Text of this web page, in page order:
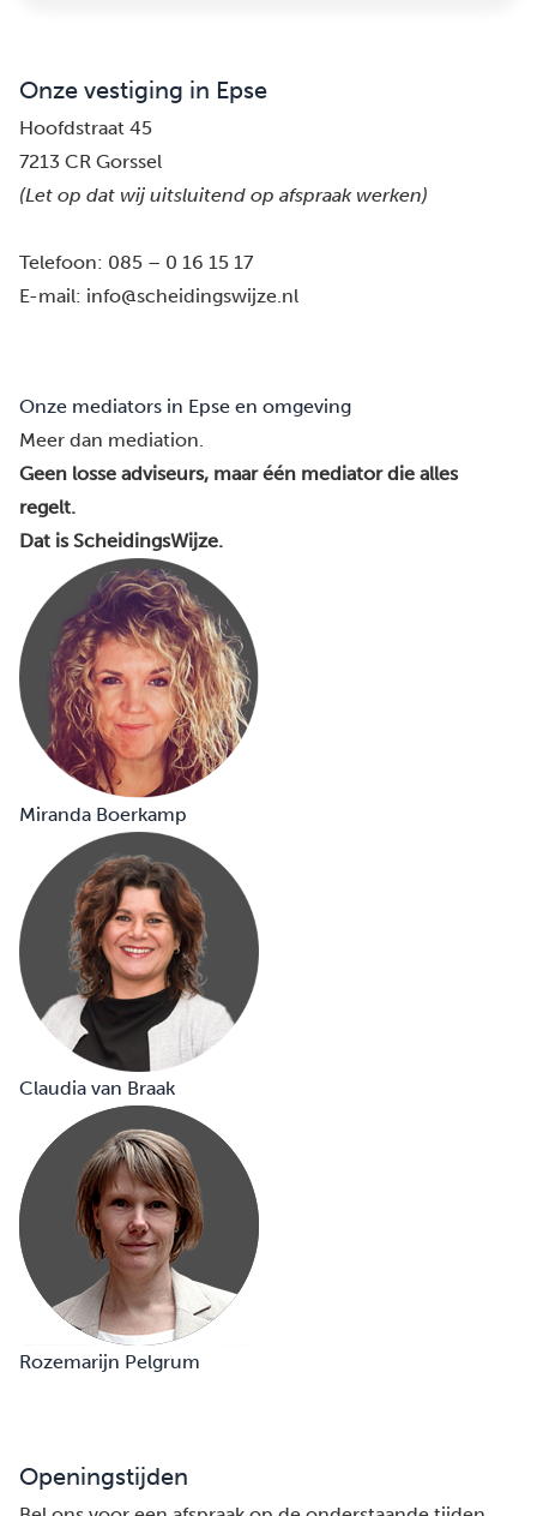
Onze vestiging in Epse
Hoofdstraat 45
7213 CR Gorssel
(Let op dat wij uitsluitend op afspraak werken)
Telefoon: 085 – 0 16 15 17
E-mail: info@scheidingswijze.nl
Onze mediators in Epse en omgeving
Meer dan mediation.
Geen losse adviseurs, maar één mediator die alles
regelt.
Dat is ScheidingsWijze.
Miranda Boerkamp
Claudia van Braak
Rozemarijn Pelgrum
Openingstijden